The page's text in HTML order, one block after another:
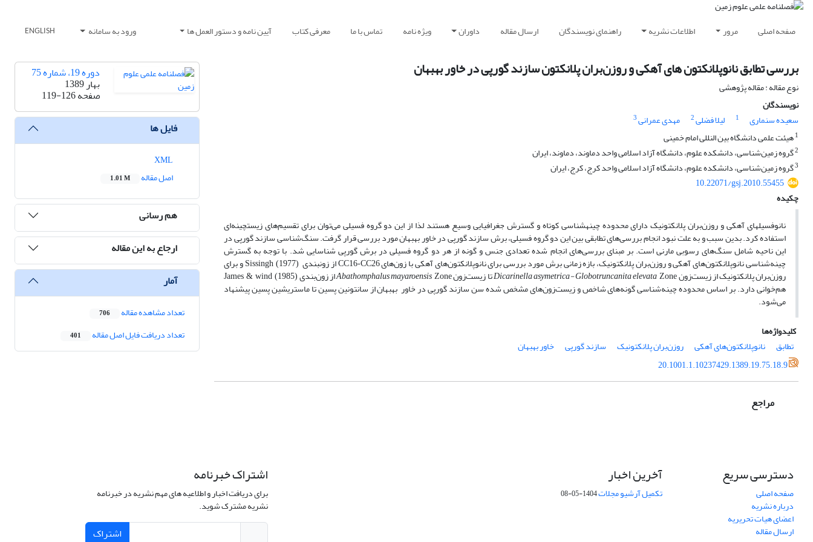
صفحه اصلی مرور اطلاعات نشریه راهنمای نویسندگان ارسال مقاله داوران ویژه نامه تماس با ما معرفی کتاب آیین نامه و دستور العمل ها ورود به سامانه ENGLISH
بررسی تطابق نانوپلانکتون های آهکی و روزن‌بران پلانکتون سازند گورپی در خاور بهبهان
نوع مقاله : مقاله پژوهشی
نویسندگان
سعیده سنماری
1 لیلا فضلی2 مهدی عمرانی3
1هیئت علمی دانشگاه بین النللی امام خمینی
2گروه زمین‌شناسی، دانشکده علوم، دانشگاه آزاد اسلامی واحد دماوند، دماوند،‌ ایران
3گروه زمین‌شناسی، دانشکده علوم، دانشگاه آزاد اسلامی واحد کرج، کرج، ایران
10.22071/gsj.2010.55455
چکیده
نانوفسیلهای آهکی و روزن‌بران پلانکتونیک دارای محدوده چینه­شناسی کوتاه و گسترش جغرافیایی وسیع هستند لذا از این دو گروه فسیلی می‌توان برای تقسیم‌های زیست­چینه‌ای
استفاده کرد. بدین سبب و به علت نبود انجام بررسی‌های تطابقی بین این دو گروه فسیلی، برش سازند گورپی در خاور بهبهان مورد بررسی قرار گرفت. سنگ‌شناسی سازند گورپی در
این ناحیه شامل سنگ‌های رسوبی مارنی است. بر مبنای بررسی‌های انجام شده تعدادی جنس و گونه از هر دو گروه فسیلی در برش گورپی شناسایی شد. با توجه به گسترش
چینه‌شناسی نانوپلانکتون‌های آهکی و روزن‌بران پلانکتونیک، بازه زمانی برش مورد بررسی برای نانوپلانکتون‌های آهکی با زون‌هایCC16-CC26 از زون­بندی Sissingh (1977) و برای
روزن‌بران پلانکتونیک از زیست‌زون Dicarinella asymetrica- Globotruncanita elevata Zone تا زیست‌زون Abathomphalus mayaroensis Zone از زون‌بندی James & wind (1985)
هم‌خوانی دارد. بر اساس محدوده چینه‌شناسی گونه‌های شاخص و زیست‌زون‌های مشخص شده سن سازند گورپی در خاور بهبهان از سانتونین پسین تا ماستریشین پسین پیشنهاد
می‌شود.
کلیدواژه‌ها
تطابق
نانوپلانکتون‌های آهکی روزن‌بران پلانکتونیک سازند گورپی
خاور بهبهان
20.1001.1.10237429.1389.19.75.18.9
مراجع
دوره 19، شماره 75
بهار 1389
صفحه119-126
فایل ها
اصل مقاله
1.01 M
هم رسانی
ارجاع به این مقاله
آمار
تعداد مشاهده مقاله 706
تعداد دریافت فایل اصل مقاله 401
دسترسی سریع
صفحه اصلی
درباره نشریه
اعضای هیات تحریریه
ارسال مقاله
آخرین اخبار
تکمیل آرشیو مجلات1404-05-08
اشتراک خبرنامه
برای دریافت اخبار و اطلاعیه های مهم نشریه در خبرنامه
نشریه مشترک شوید.
اشتراک